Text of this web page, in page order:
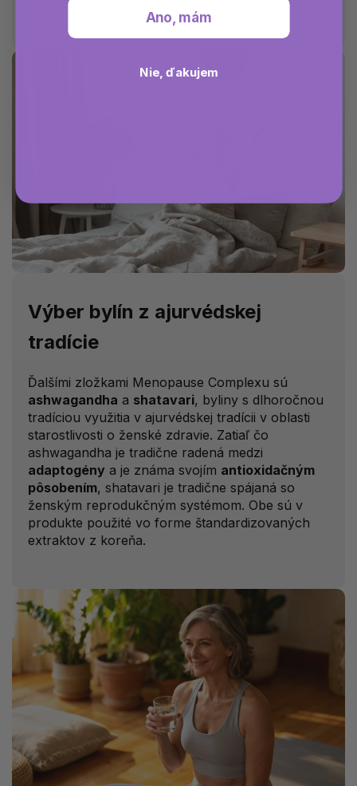
Výber bylín z ajurvédskej
tradície
Ďalšími zložkami Menopause Complexu sú
ashwagandha a shatavari, byliny s dlhoročnou
tradíciou využitia v ajurvédskej tradícii v oblasti
starostlivosti o ženské zdravie. Zatiaľ čo
ashwagandha je tradične radená medzi
adaptogény a je známa svojím antioxidačným
pôsobením, shatavari je tradične spájaná so
ženským reprodukčným systémom. Obe sú v
produkte použité vo forme štandardizovaných
extraktov z koreňa.
Ano, mám
Nie, ďakujem